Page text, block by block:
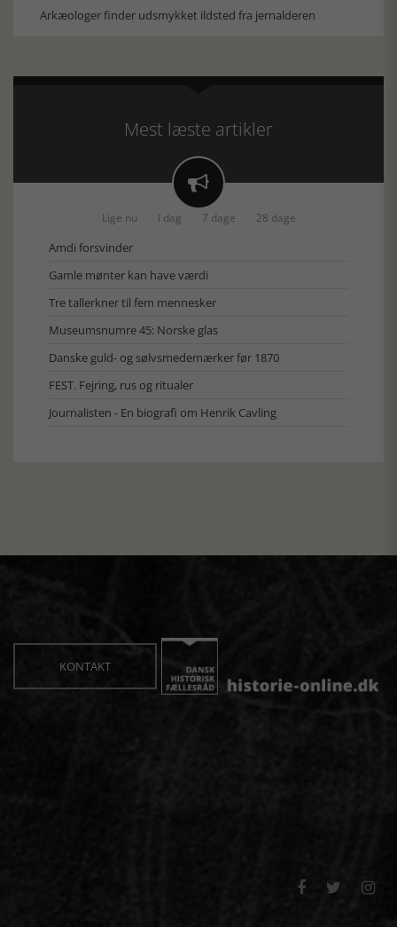
Arkæologer finder udsmykket ildsted fra jernalderen
Mest læste artikler

Lige nu I dag 7 dage 28 dage
Amdi forsvinder
Gamle mønter kan have værdi
Tre tallerkner til fem mennesker
Museumsnumre 45: Norske glas
Danske guld- og sølvsmedemærker før 1870
FEST. Fejring, rus og ritualer
Journalisten - En biografi om Henrik Cavling
KONTAKT
  